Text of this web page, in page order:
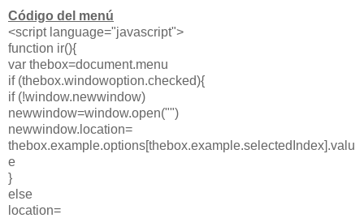
Código del menú
<script language="javascript">
function ir(){
var thebox=document.menu
if (thebox.windowoption.checked){
if (!window.newwindow)
newwindow=window.open("")
newwindow.location=
thebox.example.options[thebox.example.selectedIndex].valu
e
}
else
location=